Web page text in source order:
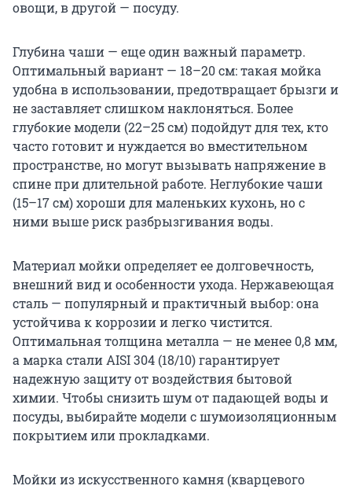
овощи, в другой — посуду.
Глубина чаши — еще один важный параметр.
Оптимальный вариант — 18–20 см: такая мойка
удобна в использовании, предотвращает брызги и
не заставляет слишком наклоняться. Более
глубокие модели (22–25 см) подойдут для тех, кто
часто готовит и нуждается во вместительном
пространстве, но могут вызывать напряжение в
спине при длительной работе. Неглубокие чаши
(15–17 см) хороши для маленьких кухонь, но с
ними выше риск разбрызгивания воды.
Материал мойки определяет ее долговечность,
внешний вид и особенности ухода. Нержавеющая
сталь — популярный и практичный выбор: она
устойчива к коррозии и легко чистится.
Оптимальная толщина металла — не менее 0,8 мм,
а марка стали AISI 304 (18/10) гарантирует
надежную защиту от воздействия бытовой
химии. Чтобы снизить шум от падающей воды и
посуды, выбирайте модели с шумоизоляционным
покрытием или прокладками.
Мойки из искусственного камня (кварцевого